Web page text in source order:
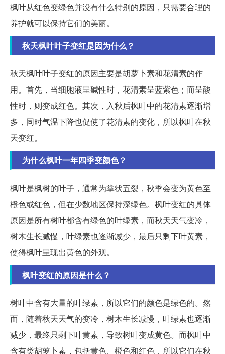
枫叶从红色变绿色并没有什么特别的原因，只需要合理的
养护就可以保持它们的美丽。
秋天枫叶叶子变红是因为什么？
秋天枫叶叶子变红的原因主要是胡萝卜素和花清素的作
用。首先，当细胞液呈碱性时，花清素呈蓝紫色；而呈酸
性时，则变成红色。其次，入秋后枫叶中的花清素逐渐增
多，同时气温下降也促使了花清素的变化，所以枫叶在秋
天变红。
为什么枫叶一年四季变颜色？
枫叶是枫树的叶子，通常为掌状五裂，秋季会变为黄色至
橙色或红色，但在少数地区保持深绿色。枫叶变红的具体
原因是所有树叶都含有绿色的叶绿素，而秋天天气变冷，
树木生长减慢，叶绿素也逐渐减少，最后只剩下叶黄素，
使得枫叶呈现出黄色的外观。
枫叶变红的原因是什么？
树叶中含有大量的叶绿素，所以它们的颜色是绿色的。然
而，随着秋天天气的变冷，树木生长减慢，叶绿素也逐渐
减少，最终只剩下叶黄素，导致树叶变成黄色。而枫叶中
含有类胡萝卜素，包括黄色、橙色和红色，所以它们在秋